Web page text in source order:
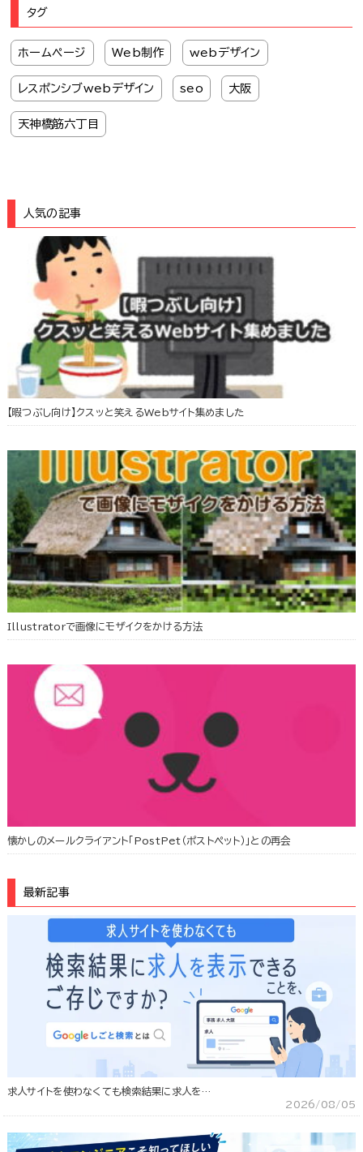
タグ
ホームページ Web制作 webデザイン
レスポンシブwebデザイン seo 大阪
天神橋筋六丁目
人気の記事
【暇つぶし向け】クスッと笑えるWebサイト集めました
Illustratorで画像にモザイクをかける方法
懐かしのメールクライアント「PostPet（ポストペット）」との再会
最新記事
求人サイトを使わなくても検索結果に求人を…
2026/08/05